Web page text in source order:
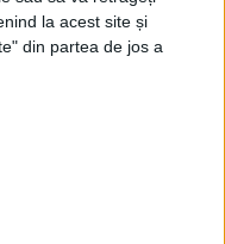
la acest site și
din partea de jos a